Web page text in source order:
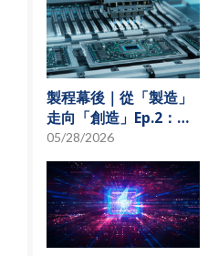
製程幕後｜從「製造」
走向「創造」Ep.2：
「從無到有」的技術革
新
05/28/2026